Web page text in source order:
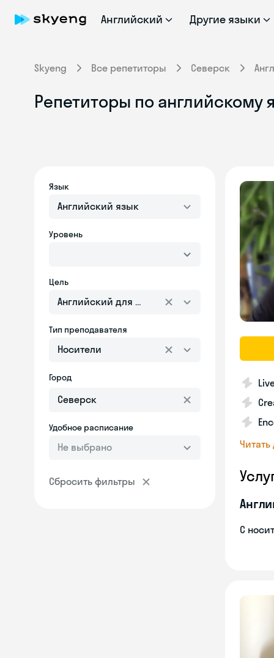
Английский Другие языки
Skyeng Все репетиторы Северск
Репетиторы по английскому
Язык
Английский язык
Уровень
Цель
Английский для взрослых
Тип преподавателя
Носители
Город
Удобное расписание
Не выбрано
Сбросить фильтры
С